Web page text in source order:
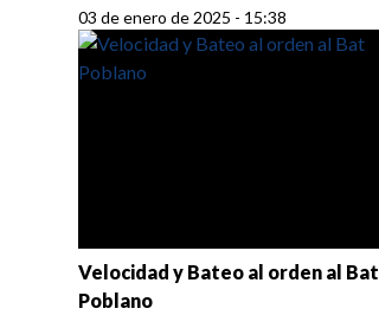
03 de enero de 2025 - 15:38
Velocidad y Bateo al orden al Bat
Poblano